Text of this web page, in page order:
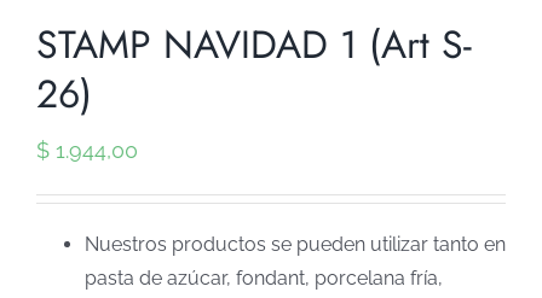
STAMP NAVIDAD 1 (Art S-
26)
$ 1.944,00
Nuestros productos se pueden utilizar tanto en
pasta de azúcar, fondant, porcelana fría,